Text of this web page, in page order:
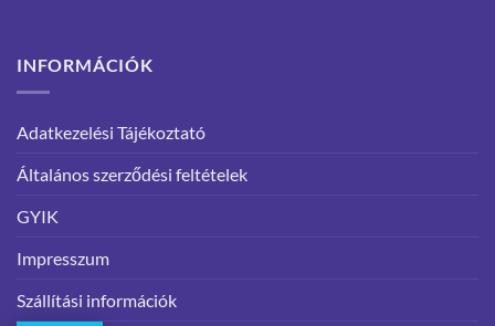
INFORMÁCIÓK
Adatkezelési Tájékoztató
Általános szerződési feltételek
GYIK
Impresszum
Szállítási információk